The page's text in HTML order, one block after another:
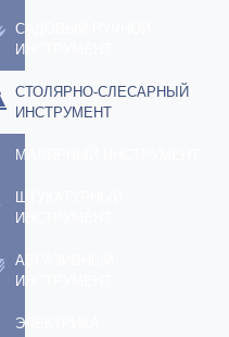
САДОВЫЙ РУЧНОЙ
ИНСТРУМЕНТ
СТОЛЯРНО-СЛЕСАРНЫЙ
ИНСТРУМЕНТ
МАЛЯРНЫЙ ИНСТРУМЕНТ
ШТУКАТУРНЫЙ
ИНСТРУМЕНТ
АБРАЗИВНЫЙ
ИНСТРУМЕНТ
ЭЛЕКТРИКА